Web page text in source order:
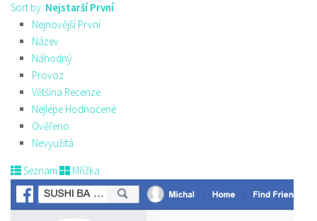
Sort by: Nejstarší První
Nejnovější První
Název
Náhodný
Provoz
Většina Recenze
Nejlépe Hodnocené
Ověřeno
Nevyužitá
Seznam Mřížka